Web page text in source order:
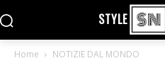
STYLE
Home NOTIZIE DAL MONDO